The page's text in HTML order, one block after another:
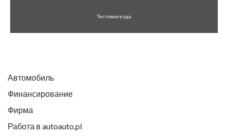
Тестовая езда
Автомобиль
Финансирование
Фирма
Работа в autoauto.pl